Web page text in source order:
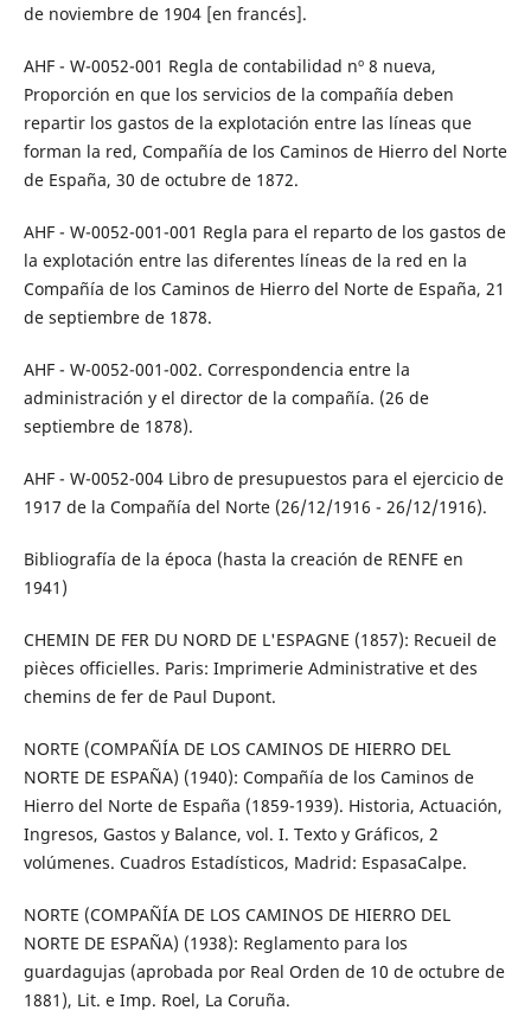
de noviembre de 1904 [en francés].
AHF - W-0052-001 Regla de contabilidad nº 8 nueva,
Proporción en que los servicios de la compañía deben
repartir los gastos de la explotación entre las líneas que
forman la red, Compañía de los Caminos de Hierro del Norte
de España, 30 de octubre de 1872.
AHF - W-0052-001-001 Regla para el reparto de los gastos de
la explotación entre las diferentes líneas de la red en la
Compañía de los Caminos de Hierro del Norte de España, 21
de septiembre de 1878.
AHF - W-0052-001-002. Correspondencia entre la
administración y el director de la compañía. (26 de
septiembre de 1878).
AHF - W-0052-004 Libro de presupuestos para el ejercicio de
1917 de la Compañía del Norte (26/12/1916 - 26/12/1916).
Bibliografía de la época (hasta la creación de RENFE en
1941)
CHEMIN DE FER DU NORD DE L'ESPAGNE (1857): Recueil de
pièces officielles. Paris: Imprimerie Administrative et des
chemins de fer de Paul Dupont.
NORTE (COMPAÑÍA DE LOS CAMINOS DE HIERRO DEL
NORTE DE ESPAÑA) (1940): Compañía de los Caminos de
Hierro del Norte de España (1859-1939). Historia, Actuación,
Ingresos, Gastos y Balance, vol. I. Texto y Gráficos, 2
volúmenes. Cuadros Estadísticos, Madrid: EspasaCalpe.
NORTE (COMPAÑÍA DE LOS CAMINOS DE HIERRO DEL
NORTE DE ESPAÑA) (1938): Reglamento para los
guardagujas (aprobada por Real Orden de 10 de octubre de
1881), Lit. e Imp. Roel, La Coruña.